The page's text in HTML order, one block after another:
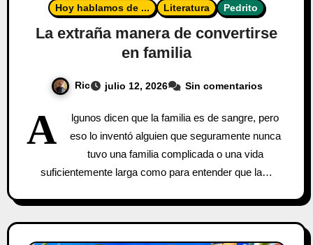
Hoy hablamos de ... Literatura Pedrito
La extraña manera de convertirse
en familia
Ric julio 12, 2026 Sin comentarios
A
lgunos dicen que la familia es de sangre, pero
eso lo inventó alguien que seguramente nunca
tuvo una familia complicada o una vida
suficientemente larga como para entender que la…